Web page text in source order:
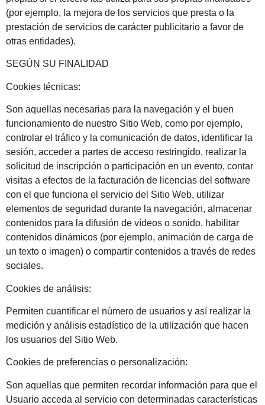
(por ejemplo, la mejora de los servicios que presta o la
prestación de servicios de carácter publicitario a favor de
otras entidades).
SEGÚN SU FINALIDAD
Cookies técnicas:
Son aquellas necesarias para la navegación y el buen
funcionamiento de nuestro Sitio Web, como por ejemplo,
controlar el tráfico y la comunicación de datos, identificar la
sesión, acceder a partes de acceso restringido, realizar la
solicitud de inscripción o participación en un evento, contar
visitas a efectos de la facturación de licencias del software
con el que funciona el servicio del Sitio Web, utilizar
elementos de seguridad durante la navegación, almacenar
contenidos para la difusión de vídeos o sonido, habilitar
contenidos dinámicos (por ejemplo, animación de carga de
un texto o imagen) o compartir contenidos a través de redes
sociales.
Cookies de análisis:
Permiten cuantificar el número de usuarios y así realizar la
medición y análisis estadístico de la utilización que hacen
los usuarios del Sitio Web.
Cookies de preferencias o personalización:
Son aquellas que permiten recordar información para que el
Usuario acceda al servicio con determinadas características